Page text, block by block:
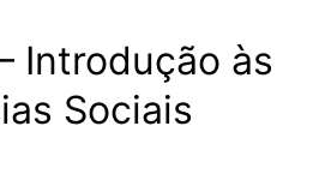
Introdução às
Sociais